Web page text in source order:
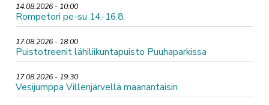
14.08.2026 - 10:00
Rompetori pe-su 14.-16.8.
17.08.2026 - 18:00
Puistotreenit lähiliikuntapuisto Puuhaparkissa
17.08.2026 - 19:30
Vesijumppa Villenjärvellä maanantaisin